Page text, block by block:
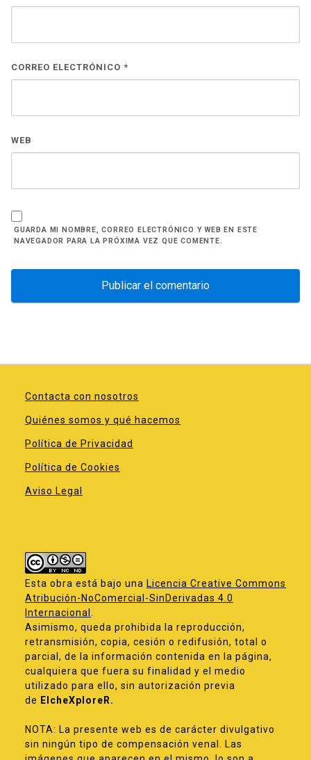
CORREO ELECTRÓNICO *
WEB
GUARDA MI NOMBRE, CORREO ELECTRÓNICO Y WEB EN ESTE
NAVEGADOR PARA LA PRÓXIMA VEZ QUE COMENTE.
Contacta con nosotros
Quiénes somos y qué hacemos
Política de Privacidad
Política de Cookies
Aviso Legal
Esta obra está bajo una Licencia Creative Commons
Atribución-NoComercial-SinDerivadas 4.0
Internacional
Asimismo, queda prohibida la reproducción,
retransmisión, copia, cesión o redifusión, total o
parcial, de la información contenida en la página,
cualquiera que fuera su finalidad y el medio
utilizado para ello, sin autorización previa
de ElcheXploreR.
NOTA: La presente web es de carácter divulgativo
sin ningún tipo de compensación venal. Las